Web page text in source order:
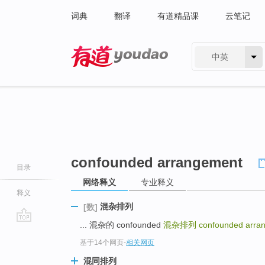
词典 翻译 有道精品课 云笔记
中英
目录
释义
confounded arrangement
网络释义 专业释义
[数] 混杂排列
... 混杂的 confounded 混杂排列 confounded
基于14个网页-相关网页
混同排列